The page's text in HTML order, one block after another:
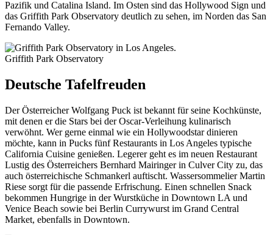
Pazifik und Catalina Island. Im Osten sind das Hollywood Sign und
das Griffith Park Observatory deutlich zu sehen, im Norden das San
Fernando Valley.
Griffith Park Observatory
Deutsche Tafelfreuden
Der Österreicher Wolfgang Puck ist bekannt für seine Kochkünste,
mit denen er die Stars bei der Oscar-Verleihung kulinarisch
verwöhnt. Wer gerne einmal wie ein Hollywoodstar dinieren
möchte, kann in Pucks fünf Restaurants in Los Angeles typische
California Cuisine genießen. Legerer geht es im neuen Restaurant
Lustig des Österreichers Bernhard Mairinger in Culver City zu, das
auch österreichische Schmankerl auftischt. Wassersommelier Martin
Riese sorgt für die passende Erfrischung. Einen schnellen Snack
bekommen Hungrige in der Wurstküche in Downtown LA und
Venice Beach sowie bei Berlin Currywurst im Grand Central
Market, ebenfalls in Downtown.